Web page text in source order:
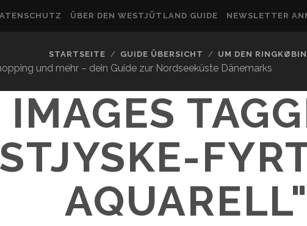
ÜBER DEN WESTJÜTLAND GUIDE NEWSLETTER
und mehr – dein Guide zur Nordseeküste Dänemarks
STARTSEITE GUIDE ÜBERSICHT UM DEN
IMAGES
AQUARELL"